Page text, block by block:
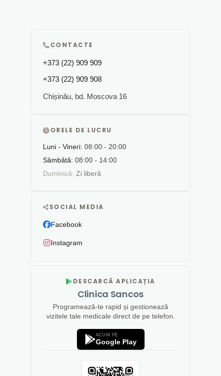
CONTACTE
+373 (22) 909 909
+373 (22) 909 908
Chișinău, bd. Moscova 16
ORELE DE LUCRU
Luni - Vineri: 08:00 - 20:00
Sâmbătă: 08:00 - 14:00
Duminică: Zi liberă
SOCIAL MEDIA
Facebook
Instagram
DESCARCĂ APLICAȚIA
Clinica Sancos
Programează-te rapid și gestionează
vizitele tale medicale direct de pe telefon.
ACUM PE
Google Play